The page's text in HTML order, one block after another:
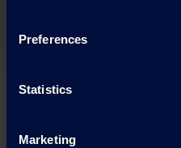
Preferences
Statistics
Marketing
Back